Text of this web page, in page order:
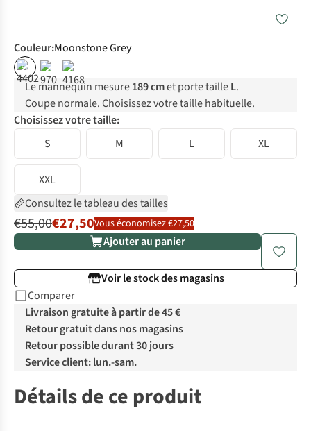
Couleur:Moonstone Grey
%
Le mannequin mesure189 cmet porte tailleL.
Coupe normale. Choisissez votre taille habituelle.
Choisissez votre taille:
S
M L XL
XXL
Consultez le tableau des tailles
€55,00€27,50Vous économisez €27,50
Ajouter au panier
Voir le stock des magasins
Comparer
Livraison gratuite à partir de 45 €
Retour gratuit dans nos magasins
Retour possible durant 30 jours
Service client: lun.-sam.
Détails de ce produit